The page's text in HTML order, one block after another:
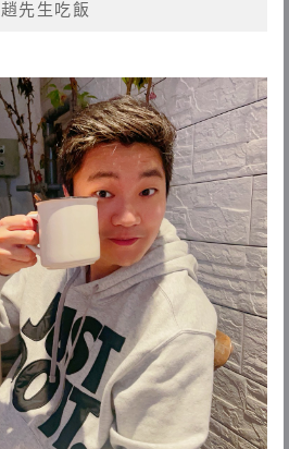
趙先生吃飯